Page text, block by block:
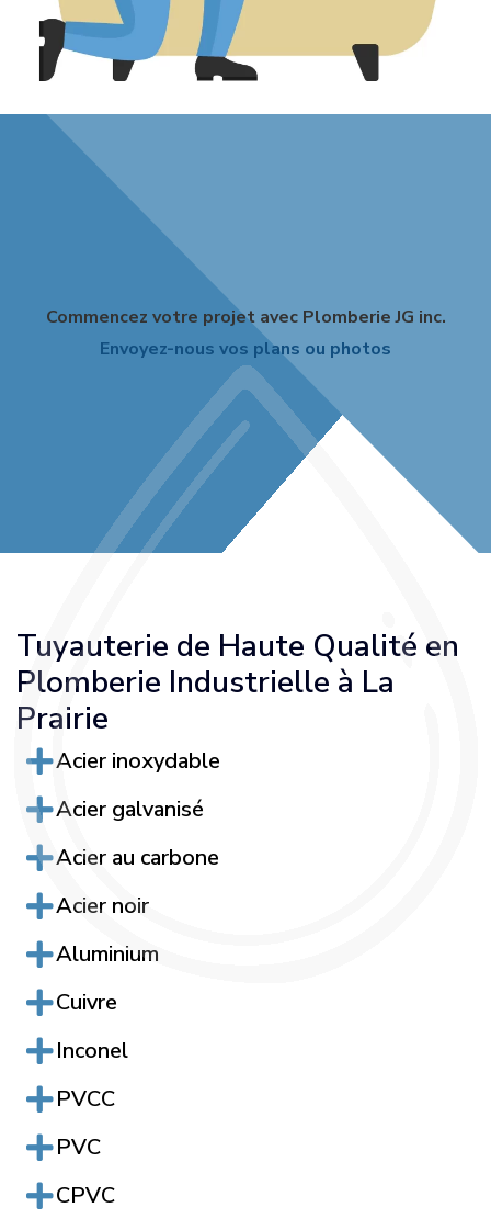
Commencez votre projet avec Plomberie JG inc.
Envoyez-nous vos plans ou photos
Tuyauterie de Haute Qualité en
Plomberie Industrielle à La
Prairie
Acier inoxydable
Acier galvanisé
Acier au carbone
Acier noir
Aluminium
Cuivre
Inconel
PVCC
PVC
CPVC